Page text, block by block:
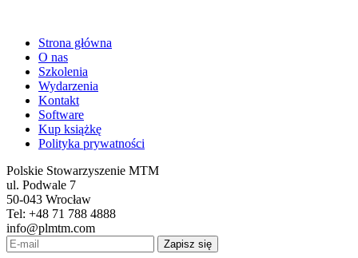
Strona główna
O nas
Szkolenia
Wydarzenia
Kontakt
Software
Kup książkę
Polityka prywatności
Polskie Stowarzyszenie MTM
ul. Podwale 7
50-043 Wrocław
Tel: +48 71 788 4888
info@plmtm.com
Zapisz się